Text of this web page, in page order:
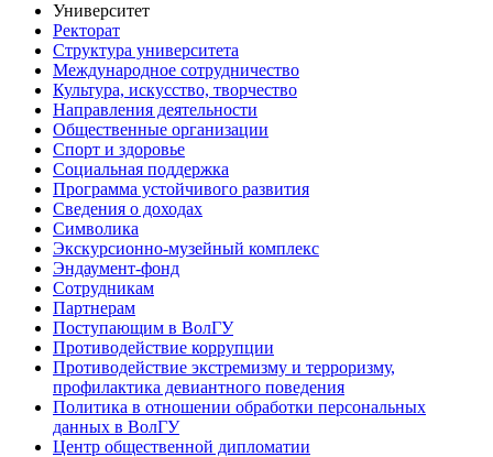
Университет
Ректорат
Структура университета
Международное сотрудничество
Культура, искусство, творчество
Направления деятельности
Общественные организации
Спорт и здоровье
Социальная поддержка
Программа устойчивого развития
Сведения о доходах
Символика
Экскурсионно-музейный комплекс
Эндаумент-фонд
Сотрудникам
Партнерам
Поступающим в ВолГУ
Противодействие коррупции
Противодействие экстремизму и терроризму,
профилактика девиантного поведения
Политика в отношении обработки персональных
данных в ВолГУ
Центр общественной дипломатии